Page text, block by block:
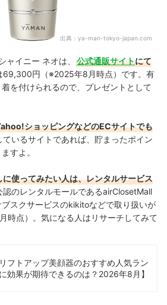
出典： ya-man-tokyo-japan.com
ャイニー ネオは、 公式通販サイトにて
69,300円（※2025年8月時点）です。有
を付けられるので、プレゼントとして
ショッピングなどのECサイトでも
ているサイトであれば、貯まったポイン
すよ。
使ってみたい人は、レンタルサービス
認のレンタルモールであるairClosetMall
スクサービスのkikitoなどで取り扱いが
時点）。気になる人はリサーチしてみて
フトアップ美顔器のおすすめ人気ラン
効果が期待できるのは？2026年8月】